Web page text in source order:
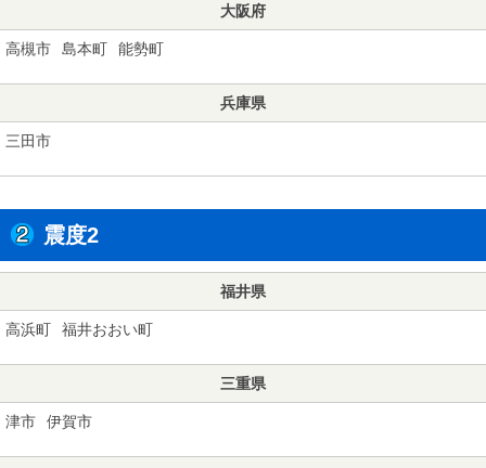
大阪府
高槻市 島本町 能勢町
兵庫県
三田市
震度2
福井県
高浜町 福井おおい町
三重県
津市 伊賀市